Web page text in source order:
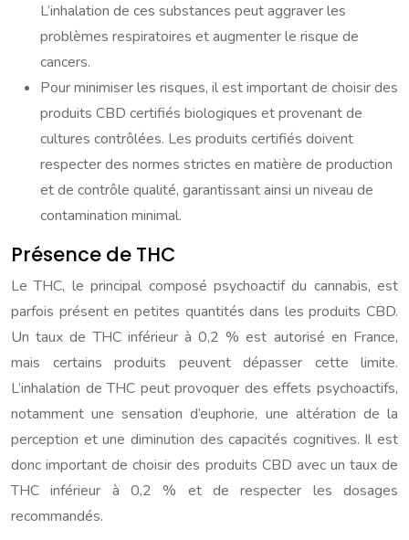
L’inhalation de ces substances peut aggraver les
problèmes respiratoires et augmenter le risque de
cancers.
Pour minimiser les risques, il est important de choisir des
produits CBD certifiés biologiques et provenant de
cultures contrôlées. Les produits certifiés doivent
respecter des normes strictes en matière de production
et de contrôle qualité, garantissant ainsi un niveau de
contamination minimal.
Présence de THC
Le THC, le principal composé psychoactif du cannabis, est
parfois présent en petites quantités dans les produits CBD.
Un taux de THC inférieur à 0,2 % est autorisé en France,
mais certains produits peuvent dépasser cette limite.
L’inhalation de THC peut provoquer des effets psychoactifs,
notamment une sensation d’euphorie, une altération de la
perception et une diminution des capacités cognitives. Il est
donc important de choisir des produits CBD avec un taux de
THC inférieur à 0,2 % et de respecter les dosages
recommandés.